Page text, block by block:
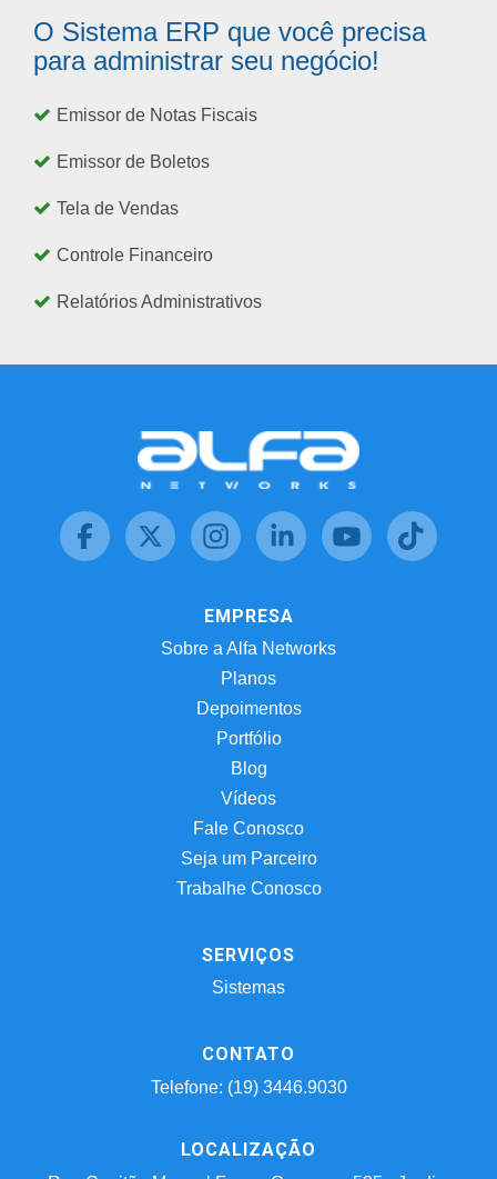
O Sistema ERP que você precisa
para administrar seu negócio!
Emissor de Notas Fiscais
Emissor de Boletos
Tela de Vendas
Controle Financeiro
Relatórios Administrativos
EMPRESA
Sobre a Alfa Networks
Planos
Depoimentos
Portfólio
Blog
Vídeos
Fale Conosco
Seja um Parceiro
Trabalhe Conosco
SERVIÇOS
Sistemas
CONTATO
Telefone: (19) 3446.9030
LOCALIZAÇÃO